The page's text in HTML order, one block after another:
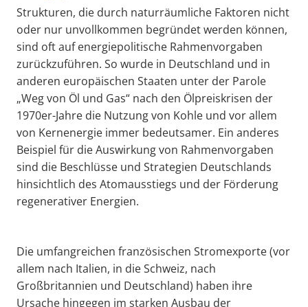
Strukturen, die durch naturräumliche Faktoren nicht
oder nur unvollkommen begründet werden können,
sind oft auf energiepolitische Rahmenvorgaben
zurückzuführen. So wurde in Deutschland und in
anderen europäischen Staaten unter der Parole
„Weg von Öl und Gas“ nach den Ölpreiskrisen der
1970er-Jahre die Nutzung von Kohle und vor allem
von Kernenergie immer bedeutsamer. Ein anderes
Beispiel für die Auswirkung von Rahmenvorgaben
sind die Beschlüsse und Strategien Deutschlands
hinsichtlich des Atomausstiegs und der Förderung
regenerativer Energien.
Die umfangreichen französischen Stromexporte (vor
allem nach Italien, in die Schweiz, nach
Großbritannien und Deutschland) haben ihre
Ursache hingegen im starken Ausbau der